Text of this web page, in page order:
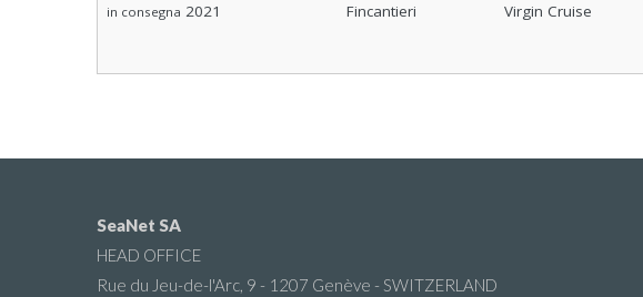
in consegna 2021 Fincantieri Virgin Cruise
SeaNet SA
HEAD OFFICE
Rue du Jeu-de-l'Arc, 9 - 1207 Genève - SWITZERLAND